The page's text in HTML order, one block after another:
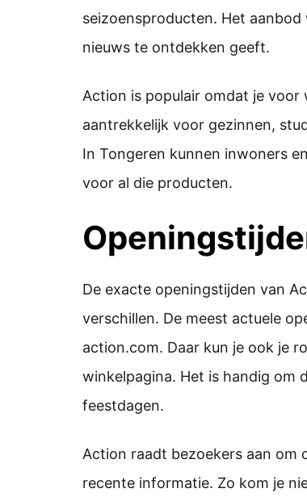
seizoensproducten. Het
nieuws te ontdekken geeft.
Action is populair omdat je voor
aantrekkelijk voor gezinnen,
In Tongeren kunnen inwoners
voor al die producten.
De exacte openingstijden van
verschillen. De meest actuele
action.com. Daar kun je ook je
winkelpagina. Het is handig om
feestdagen.
Action raadt bezoekers aan om
recente informatie. Zo kom je